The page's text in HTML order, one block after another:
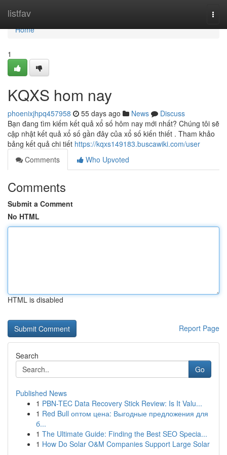
listfav
Home
Home
1
KQXS hom nay
phoenixjhpq457958 55 days ago News
Discuss
Bạn đang tìm kiếm kết quả xổ số hôm nay mới nhất? Chúng tôi sẽ
cập nhật kết quả xổ số gần đây của xổ số kiến thiết . Tham khảo
bảng kết quả chi tiết https://kqxs149183.buscawiki.com/user
Comments
Who Upvoted
Comments
Submit a Comment
No HTML
HTML is disabled
Report Page
Search
Go
Published News
1 PBN-TEC Data Recovery Stick Review: Is It Valu...
1 Red Bull оптом цена: Выгодные предложения для
б...
1 The Ultimate Guide: Finding the Best SEO Specia...
1 How Do Solar O&M Companies Support Large Solar